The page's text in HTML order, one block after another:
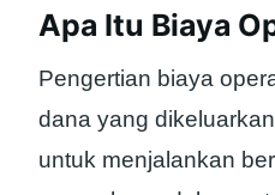
Apa Itu Biaya
Pengertian biaya
dana yang
untuk menjalankan